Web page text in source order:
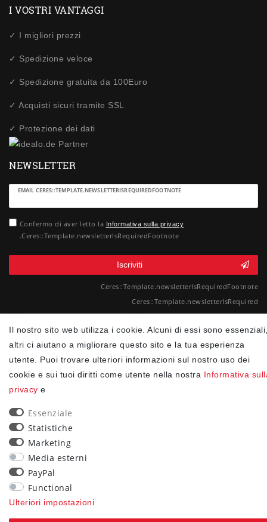
I VOSTRI VANTAGGI
✓ I migliori prezzi
✓ Spedizione veloce
✓ Spedizione gratuita da 100Euro
✓ Acquisti sicuri tramite SSL
✓ Protezione dei dati
Il nostro sito web utilizza i cookie. Alcuni di essi sono
altri ci aiutano a migliorare questo sito e la tua esperienza
utente. Puoi trovare ulteriori informazioni sul nostro uso dei
cookie e sui tuoi diritti come utente nella nostra Informativa
privacy e
Essenziale
Statistiche
Marketing
Media esterni
PayPal
Functional
Ulteriori impostazioni
NEWSLETTER
EMAIL CERES::TEMPLATE.NEWSLETTERISREQUIREDFOOTNOTE
Ceres::Template.newsletterHoneypotLabel
Confermo di aver letto la Informativa sulla privacy
.Ceres::Template.newsletterIsRequiredFootnote
Iscriviti
Ceres::Template.newsletterIsRequiredFootnote
Ceres::Template.newsletterIsRequired
90
trees were planted